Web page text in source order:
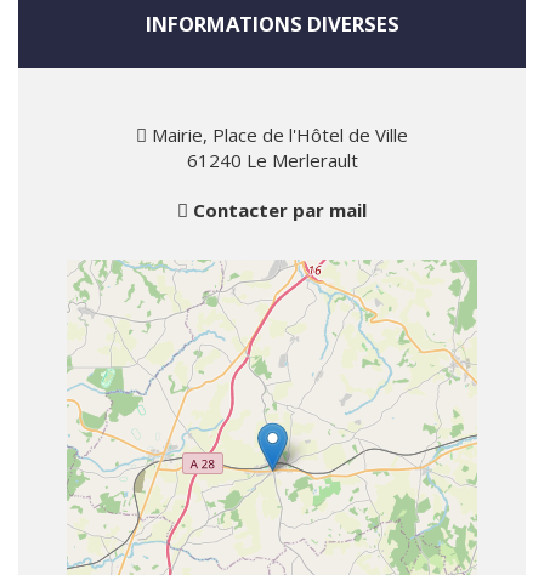
INFORMATIONS DIVERSES
Mairie, Place de l'Hôtel de Ville
61240 Le Merlerault
Contacter par mail